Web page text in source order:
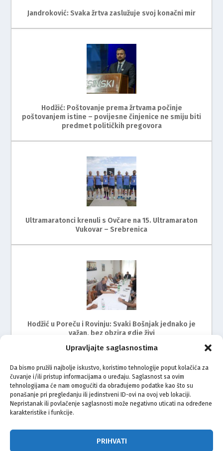
Upravljajte saglasnostima
Da bismo pružili najbolje iskustvo, koristimo tehnologije poput kolačića za
čuvanje i/ili pristup informacijama o uređaju. Saglasnost sa ovim
tehnologijama će nam omogućiti da obrađujemo podatke kao što su
ponašanje pri pregledanju ili jedinstveni ID-ovi na ovoj veb lokaciji.
Nepristanak ili povlačenje saglasnosti može negativno uticati na određene
karakteristike i funkcije.
PRIHVATI
Jandroković: Svaka žrtva zaslužuje svoj konačni mir
Hodžić: Poštovanje prema žrtvama počinje
poštovanjem istine – povijesne činjenice ne smiju biti
predmet političkih pregovora
Ultramaratonci krenuli s Ovčare na 15. Ultramaraton
Vukovar – Srebrenica
Hodžić u Poreču i Rovinju: Svaki Bošnjak jednako je
važan, bez obzira gdje živi
Održan radni sastanak s predstavnicima Bošnjaka
Istre